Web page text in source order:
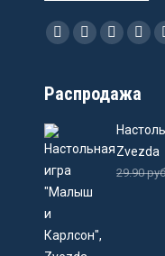
Ищите нас:
FacebookInstagram
Email
Распродажа
Zvezda
29.90